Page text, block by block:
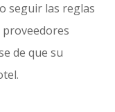
seguir las reglas
proveedores
de que su